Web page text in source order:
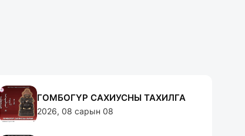
ГОМБОГҮР САХИУСНЫ ТАХИЛГА
2026, 08 сарын 08